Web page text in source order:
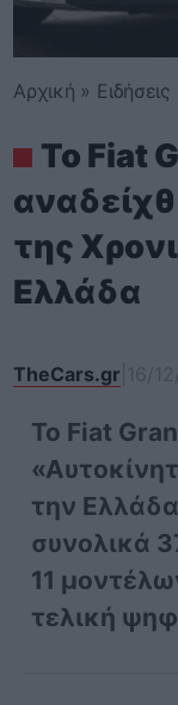
Αρχική » Ειδήσεις
Το Fiat
της
Ελλάδα
TheCars.gr
Το Fiat
την
συνολικά
11
τελική